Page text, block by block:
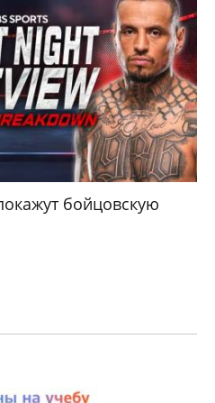
бойцовскую